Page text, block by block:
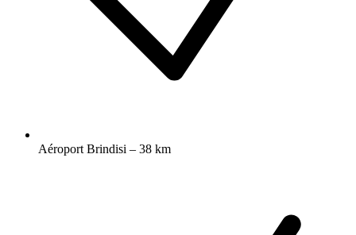
Aéroport Brindisi – 38 km